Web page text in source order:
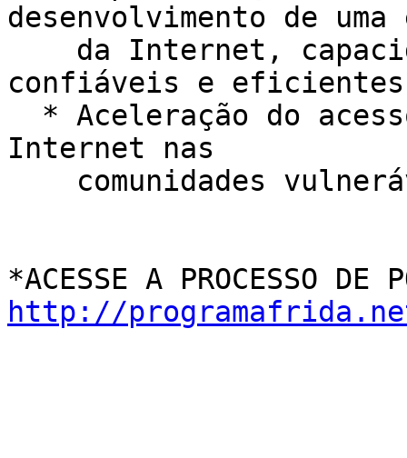
desenvolvimento de
confiáveis e
Internet nas
http://